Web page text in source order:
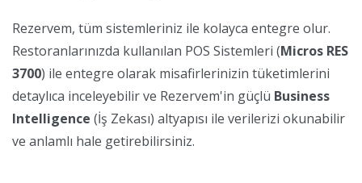
Rezervem, tüm sistemleriniz ile kolayca entegre olur.
Restoranlarınızda kullanılan POS Sistemleri (Micros RES
3700) ile entegre olarak misafirlerinizin tüketimlerini
detaylıca inceleyebilir ve Rezervem'in güçlü Business
Intelligence (İş Zekası) altyapısı ile verilerizi okunabilir
ve anlamlı hale getirebilirsiniz.